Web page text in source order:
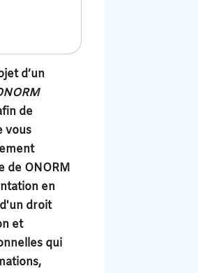
d’un
de
vous
de ONORM
en
droit
et
qui